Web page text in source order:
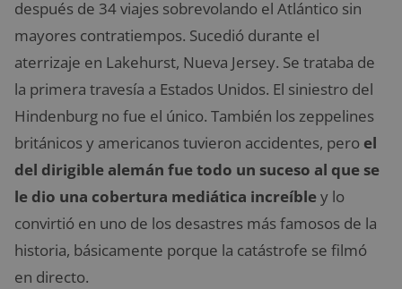
después de 34 viajes sobrevolando el Atlántico sin
mayores contratiempos. Sucedió durante el
aterrizaje en Lakehurst, Nueva Jersey. Se trataba de
la primera travesía a Estados Unidos. El siniestro del
Hindenburg no fue el único. También los zeppelines
británicos y americanos tuvieron accidentes, pero el
del dirigible alemán fue todo un suceso al que se
le dio una cobertura mediática increíbley lo
convirtió en uno de los desastres más famosos de la
historia, básicamente porque la catástrofe se filmó
en directo.